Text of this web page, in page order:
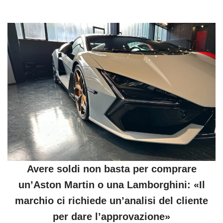
Avere soldi non basta per comprare
un’Aston Martin o una Lamborghini: «Il
marchio ci richiede un’analisi del cliente
per dare l’approvazione»